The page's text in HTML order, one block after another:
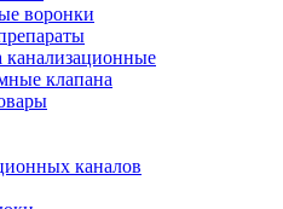
воронки
канализационные
клапана
каналов